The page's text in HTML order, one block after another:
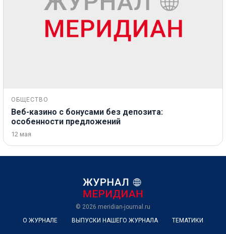
ОБЩЕСТВО
Веб-казино с бонусами без депозита:
особенности предложений
12 мая
© 2026 meridian-journal.ru
О ЖУРНАЛЕ
ВЫПУСКИ НАШЕГО ЖУРНАЛА ТЕМАТИКИ